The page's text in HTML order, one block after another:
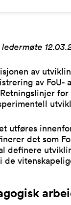
av
av FoU-
utføres
det som
definere
de